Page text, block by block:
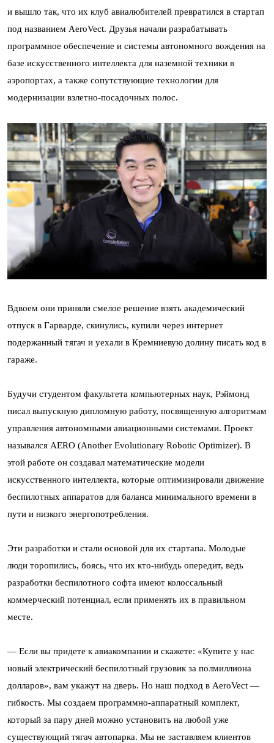
и вышло так, что их клуб авиалюбителей превратился в стартап
под названием AeroVect. Друзья начали разрабатывать
программное обеспечение и системы автономного вождения на
базе искусственного интеллекта для наземной техники в
аэропортах, а также сопутствующие технологии для
модернизации взлетно-посадочных полос.
Вдвоем они приняли смелое решение взять академический
отпуск в Гарварде, скинулись, купили через интернет
подержанный тягач и уехали в Кремниевую долину писать код в
гараже.
Будучи студентом факультета компьютерных наук, Рэймонд
писал выпускную дипломную работу, посвященную алгоритмам
управления автономными авиационными системами. Проект
назывался AERO (Another Evolutionary Robotic Optimizer). В
этой работе он создавал математические модели
искусственного интеллекта, которые оптимизировали движение
беспилотных аппаратов для баланса минимального времени в
пути и низкого энергопотребления.
Эти разработки и стали основой для их стартапа. Молодые
люди торопились, боясь, что их кто-нибудь опередит, ведь
разработки беспилотного софта имеют колоссальный
коммерческий потенциал, если применять их в правильном
месте.
— Если вы придете к авиакомпании и скажете: «Купите у нас
новый электрический беспилотный грузовик за полмиллиона
долларов», вам укажут на дверь. Но наш подход в AeroVect —
гибкость. Мы создаем программно-аппаратный комплект,
который за пару дней можно установить на любой уже
существующий тягач автопарка. Мы не заставляем клиентов